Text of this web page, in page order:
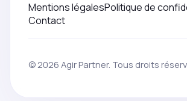
Mentions légalesPolitique de
Contact
© 2026 Agir Partner. Tous droits